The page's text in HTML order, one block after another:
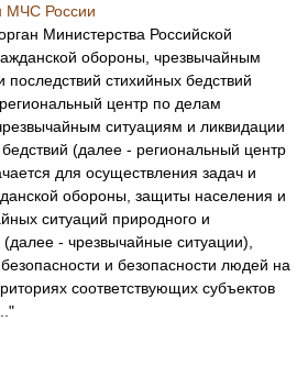
МЧС России
Министерства Российской
обороны, чрезвычайным
последствий стихийных бедствий
центр по делам
ситуациям и ликвидации
(далее - региональный центр
для осуществления задач и
обороны, защиты населения и
ситуаций природного и
(далее - чрезвычайные ситуации),
и безопасности людей на
соответствующих субъектов